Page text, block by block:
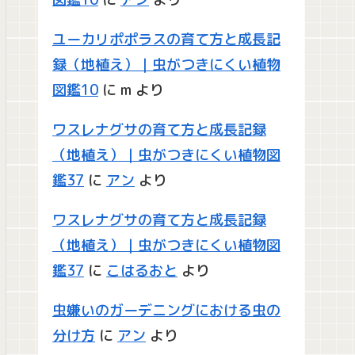
ユーカリポポラスの育て方と成長記
録（地植え）｜虫がつきにくい植物
図鑑10 に m より
ワスレナグサの育て方と成長記録
（地植え）｜虫がつきにくい植物図
鑑37 に アン より
ワスレナグサの育て方と成長記録
（地植え）｜虫がつきにくい植物図
鑑37 に こはるおと より
虫嫌いのガーデニングにおける虫の
分け方 に アン より